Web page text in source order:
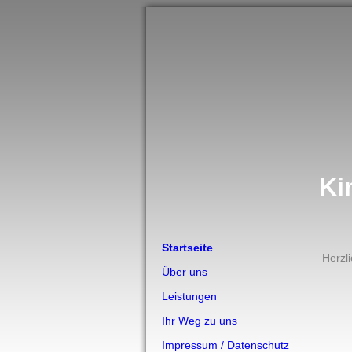
Startseite
Über uns
Leistungen
Ihr Weg zu uns
Impressum / Datenschutz